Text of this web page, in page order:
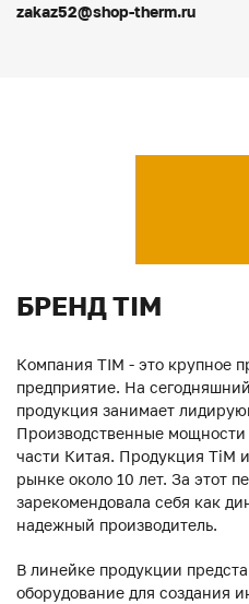
zakaz52@shop-therm.ru
БРЕНД TIM
Компания TIM - это крупное
предприятие. На
продукция занимает
Производственные
части Китая. Продукция ТiM
рынке около 10 лет. За этот
зарекомендовала себя как
надежный производитель.
В линейке продукции
оборудование для создания